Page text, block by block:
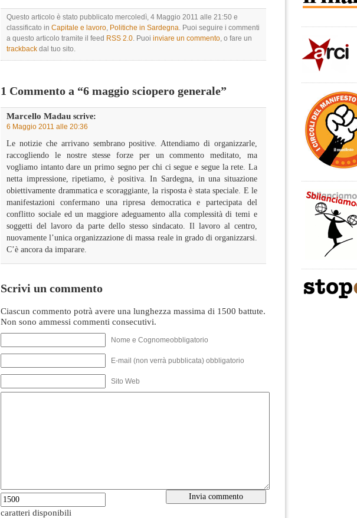
Questo articolo è stato pubblicato mercoledì, 4 Maggio 2011 alle 21:50 e
classificato in Capitale e lavoro, Politiche in Sardegna. Puoi seguire i commenti
a questo articolo tramite il feed RSS 2.0. Puoi inviare un commento, o fare un
trackback dal tuo sito.
1 Commento a “6 maggio sciopero generale”
Marcello Madau scrive:
6 Maggio 2011 alle 20:36
Le notizie che arrivano sembrano positive. Attendiamo di organizzarle,
raccogliendo le nostre stesse forze per un commento meditato, ma
vogliamo intanto dare un primo segno per chi ci segue e segue la rete. La
netta impressione, ripetiamo, è positiva. In Sardegna, in una situazione
obiettivamente drammatica e scoraggiante, la risposta è stata speciale. E le
manifestazioni confermano una ripresa democratica e partecipata del
conflitto sociale ed un maggiore adeguamento alla complessità di temi e
soggetti del lavoro da parte dello stesso sindacato. Il lavoro al centro,
nuovamente l’unica organizzazione di massa reale in grado di organizzarsi.
C’è ancora da imparare.
Scrivi un commento
Ciascun commento potrà avere una lunghezza massima di 1500 battute.
Non sono ammessi commenti consecutivi.
Nome e Cognomeobbligatorio
E-mail (non verrà pubblicata) obbligatorio
Sito Web
caratteri disponibili